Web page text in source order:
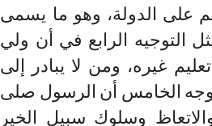
على الدولة، وهو ما يسمى
التوجيه الرابع في أن ولي
غيره، ومن لا يبادر إلى
التوجه الخامس أن الرسول صلى
وسلوك سبيل الخير